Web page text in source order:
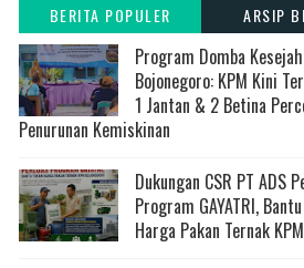
BERITA POPULER ARSIP
Program Domba
Bojonegoro: KPM Kini
1 Jantan & 2 Betina
Penurunan Kemiskinan
Dukungan CSR PT ADS
Program GAYATRI,
Harga Pakan Ternak